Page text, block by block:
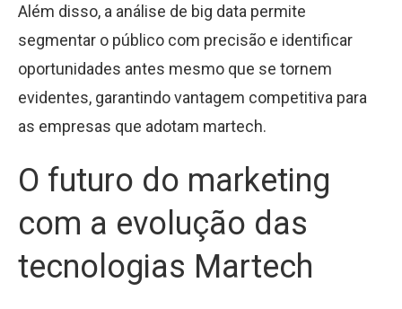
Além disso, a análise de big data permite
segmentar o público com precisão e identificar
oportunidades antes mesmo que se tornem
evidentes, garantindo vantagem competitiva para
as empresas que adotam martech.
O futuro do marketing
com a evolução das
tecnologias Martech